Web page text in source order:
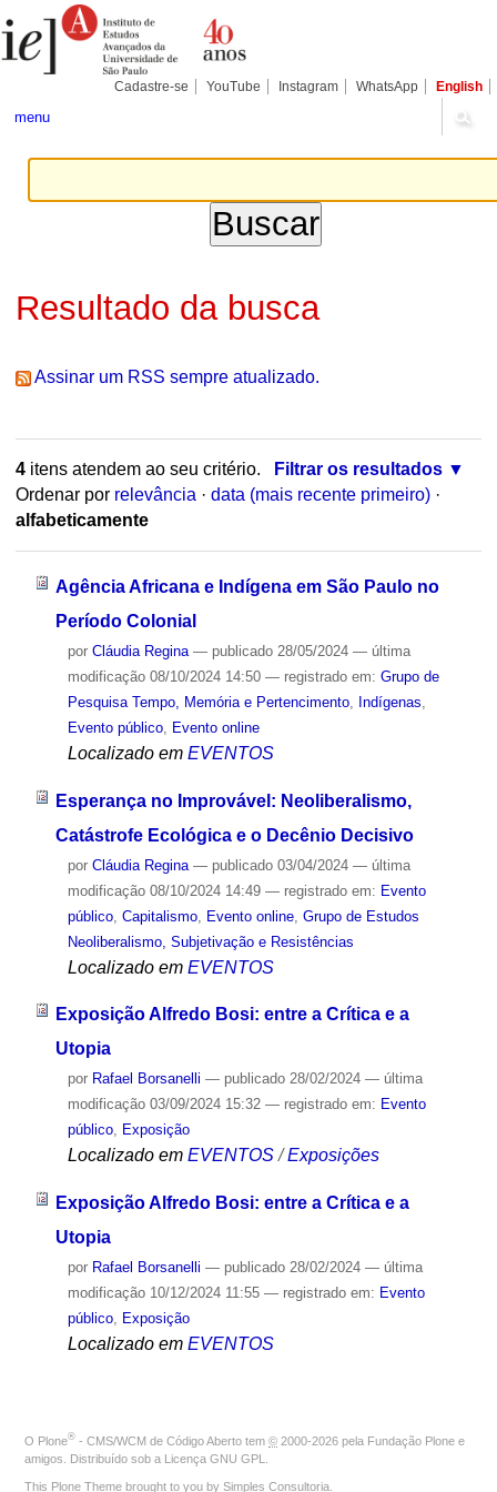
para
conteúdo.
Pessoais
Cadastre-se YouTube Instagram WhatsApp English
menu
Resultado da busca
Assinar um RSS sempre atualizado.
4itens atendem ao seu critério.
Filtrar os resultados
Ordenar por relevância · data (mais recente primeiro) ·
alfabeticamente
Agência Africana e Indígena em São Paulo no
Período Colonial
por Cláudia Regina — publicado28/05/2024 — última
modificação08/10/2024 14:50 — registrado em: Grupo de
Pesquisa Tempo, Memória e Pertencimento, Indígenas
Evento público, Evento online
Localizado em EVENTOS
Esperança no Improvável: Neoliberalismo,
Catástrofe Ecológica e o Decênio Decisivo
por Cláudia Regina — publicado03/04/2024 — última
modificação08/10/2024 14:49 — registrado em: Evento
público, Capitalismo, Evento online, Grupo de Estudos
Neoliberalismo, Subjetivação e Resistências
Localizado em EVENTOS
Exposição Alfredo Bosi: entre a Crítica e a
Utopia
por Rafael Borsanelli — publicado28/02/2024 — última
modificação03/09/2024 15:32 — registrado em: Evento
público, Exposição
Localizado em EVENTOS /Exposições
Exposição Alfredo Bosi: entre a Crítica e a
Utopia
por Rafael Borsanelli — publicado28/02/2024 — última
modificação10/12/2024 11:55 — registrado em: Evento
público, Exposição
Localizado em EVENTOS
O Plone® - CMS/WCM de Código Aberto tem © 2000-2026 pela Fundação Plone e
amigos. Distribuído sob a Licença GNU GPL
This Plone Theme brought to you by Simples Consultoria